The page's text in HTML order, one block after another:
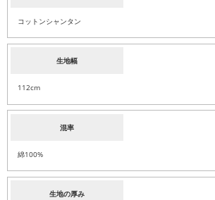
コットンシャンタン
生地幅
112cm
混率
綿100%
生地の厚み